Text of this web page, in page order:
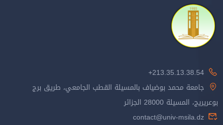
213.35.13.38.54+
جامعة محمد بوضياف بالمسيلة القطب الجامعي، طريق برج
بوعريريج، المسيلة 28000 الجزائر
contact@univ-msila.dz